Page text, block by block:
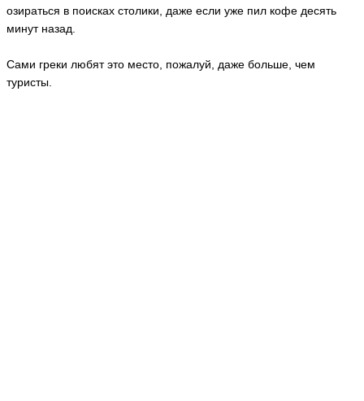
озираться в поисках столики, даже если уже пил кофе десять
минут назад.
Сами греки любят это место, пожалуй, даже больше, чем
туристы.